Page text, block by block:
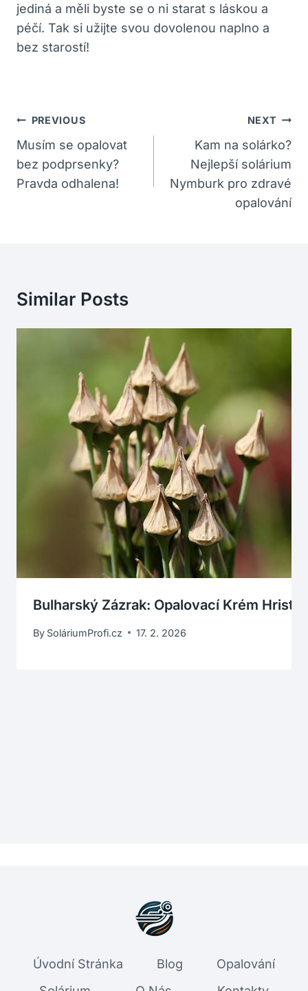
jediná a měli byste se o ni starat s láskou a
péčí. Tak si užijte svou dovolenou naplno a
bez starostí!
Navigace
Pro
Příspěvek
PREVIOUS
Musím se opalovat
bez podprsenky?
Pravda odhalena!
NEXT
Kam na solárko?
Nejlepší solárium
Nymburk pro zdravé
opalování
Similar Posts
Bulharský Zázrak: Opalovací Krém
By SoláriumProfi.cz 17. 2. 2026
Úvodní Stránka Blog
Opalování